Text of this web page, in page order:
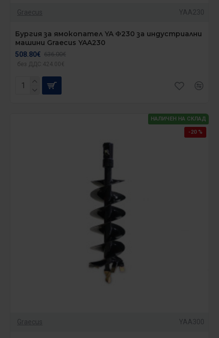
Graecus YAA230
Бургия за ямокопател YA Φ230 за индустриални
машини Graecus YAA230
508.80€ 636.00€
без ДДС:424.00€
НАЛИЧЕН НА СКЛАД
-20 %
Graecus YAA300